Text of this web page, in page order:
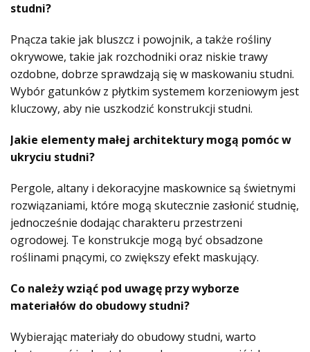
studni?
Pnącza takie jak bluszcz i powojnik, a także rośliny
okrywowe, takie jak rozchodniki oraz niskie trawy
ozdobne, dobrze sprawdzają się w maskowaniu studni.
Wybór gatunków z płytkim systemem korzeniowym jest
kluczowy, aby nie uszkodzić konstrukcji studni.
Jakie elementy małej architektury mogą pomóc w
ukryciu studni?
Pergole, altany i dekoracyjne maskownice są świetnymi
rozwiązaniami, które mogą skutecznie zasłonić studnię,
jednocześnie dodając charakteru przestrzeni
ogrodowej. Te konstrukcje mogą być obsadzone
roślinami pnącymi, co zwiększy efekt maskujący.
Co należy wziąć pod uwagę przy wyborze
materiałów do obudowy studni?
Wybierając materiały do obudowy studni, warto